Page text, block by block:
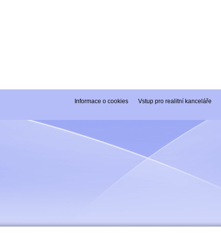
Vstup pro realitní kanceláře
Informace o cookies